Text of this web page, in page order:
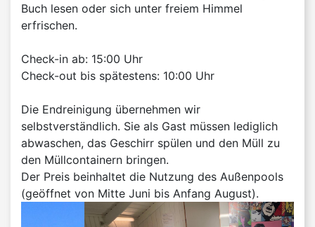
Buch lesen oder sich unter freiem Himmel
erfrischen.
Check-in ab: 15:00 Uhr
Check-out bis spätestens: 10:00 Uhr
Die Endreinigung übernehmen wir
selbstverständlich. Sie als Gast müssen lediglich
abwaschen, das Geschirr spülen und den Müll zu
den Müllcontainern bringen.
Der Preis beinhaltet die Nutzung des Außenpools
(geöffnet von Mitte Juni bis Anfang August).